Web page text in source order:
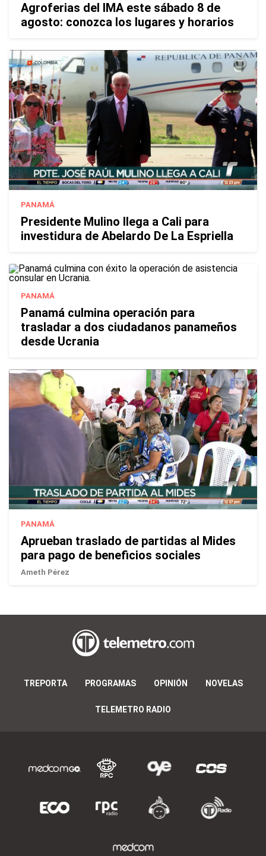
Agroferias del IMA este sábado 8 de
agosto: conozca los lugares y horarios
PANAMÁ
Presidente Mulino llega a Cali para
investidura de Abelardo De La Espriella
PANAMÁ
Panamá culmina operación para
trasladar a dos ciudadanos panameños
desde Ucrania
PANAMÁ
Aprueban traslado de partidas al Mides
para pago de beneficios sociales
Ameth Pérez
TREPORTA PROGRAMAS OPINIÓN NOVELAS
TELEMETRO RADIO